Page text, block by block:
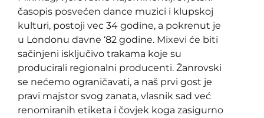
časopis posvećen dance muzici i klupskoj
kulturi, postoji vec 34 godine, a pokrenut je
u Londonu davne ‘82 godine. Mixevi će biti
sačinjeni isključivo trakama koje su
producirali regionalni producenti. Žanrovski
se nećemo ograničavati, a naš prvi gost je
pravi majstor svog zanata, vlasnik sad već
renomiranih etiketa i čovjek koga zasigurno